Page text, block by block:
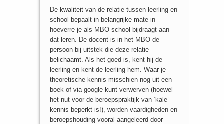
De kwaliteit van de relatie tussen leerling en
school bepaalt in belangrijke mate in
hoeverre je als MBO-school bijdraagt aan
dat leren. De docent is in het MBO de
persoon bij uitstek die deze relatie
belichaamt. Als het goed is, kent hij de
leerling en kent de leerling hem. Waar je
theoretische kennis misschien nog uit een
boek of via google kunt verwerven (hoewel
het nut voor de beroepspraktijk van ‘kale’
kennis beperkt is!), worden vaardigheden en
beroepshouding vooral aangeleerd door